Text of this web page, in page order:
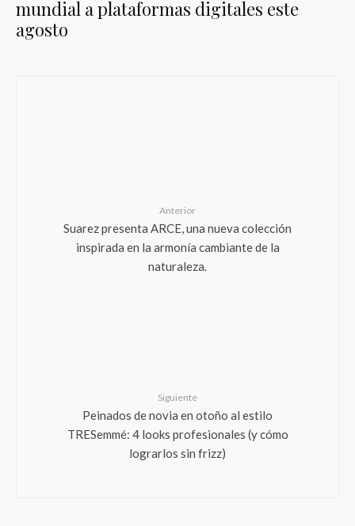
mundial a plataformas digitales este
agosto
Anterior
Suarez presenta ARCE, una nueva colección
inspirada en la armonía cambiante de la
naturaleza.
Siguiente
Peinados de novia en otoño al estilo
TRESemmé: 4 looks profesionales (y cómo
lograrlos sin frizz)